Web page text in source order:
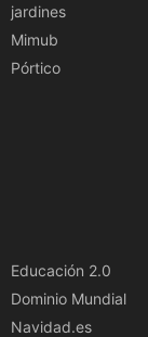
jardines
Mimub
Pórtico
Educación 2.0
Dominio Mundial
Navidad.es